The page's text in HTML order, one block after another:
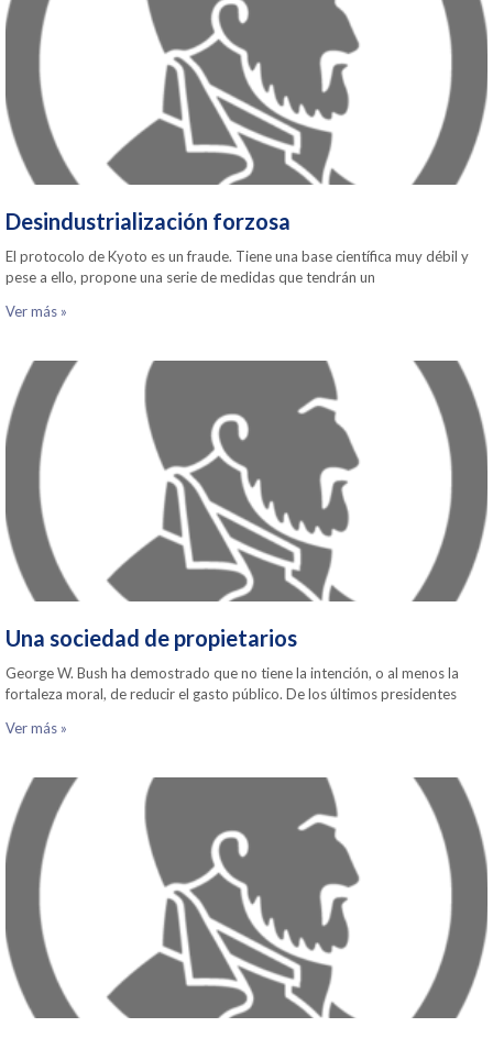
Desindustrialización forzosa
El protocolo de Kyoto es un fraude. Tiene una base científica muy débil y
pese a ello, propone una serie de medidas que tendrán un
Ver más »
Una sociedad de propietarios
George W. Bush ha demostrado que no tiene la intención, o al menos la
fortaleza moral, de reducir el gasto público. De los últimos presidentes
Ver más »